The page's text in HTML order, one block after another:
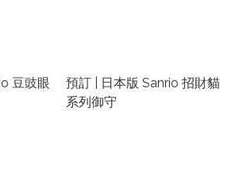
豆豉眼
預訂 | 日本版 Sanrio 招財貓
系列御守